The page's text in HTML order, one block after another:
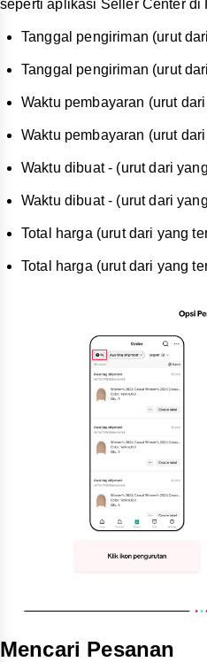
seperti aplikasi Seller Center di
Tanggal pengiriman (urut
Tanggal pengiriman (urut
Waktu pembayaran (urut
Waktu pembayaran (urut
Waktu dibuat - (urut dari
Waktu dibuat - (urut dari
Total harga (urut dari yang
Total harga (urut dari yang
Mencari Pesanan